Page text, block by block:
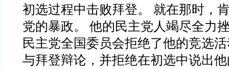
初选过程中击败拜登。 就在那时，
党的暴政。 他的民主党人竭尽全力
民主党全国委员会拒绝了他的竞选
与拜登辩论，并拒绝在初选中说出